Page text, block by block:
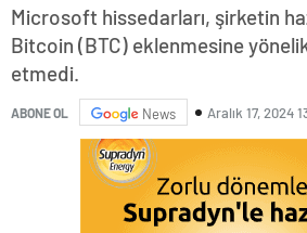
Microsoft hissedarları, şirketin
Bitcoin (BTC) eklenmesine
etmedi.
ABONE OL News Aralık 17, 2024